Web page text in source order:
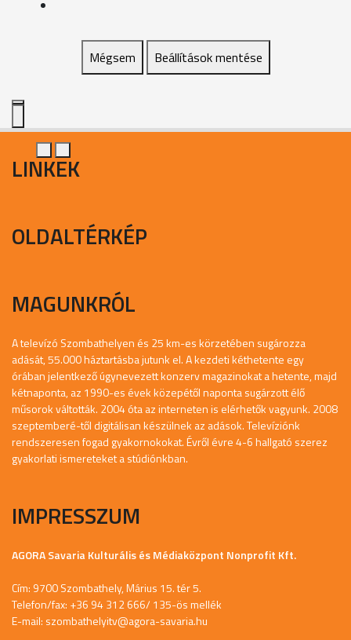
Mégsem Beállítások mentése
LINKEK
OLDALTÉRKÉP
MAGUNKRÓL
A televízó Szombathelyen és 25 km-es körzetében sugározza
adását, 55.000 háztartásba jutunk el. A kezdeti kéthetente egy
órában jelentkező úgynevezett konzerv magazinokat a hetente, majd
kétnaponta, az 1990-es évek közepétől naponta sugárzott élő
műsorok váltották. 2004 óta az interneten is elérhetők vagyunk. 2008
szeptemberé-től digitálisan készülnek az adások. Televíziónk
rendszeresen fogad gyakornokokat. Évről évre 4-6 hallgató szerez
gyakorlati ismereteket a stúdiónkban.
IMPRESSZUM
AGORA Savaria Kulturális és Médiaközpont Nonprofit Kft.
Cím: 9700 Szombathely, Márius 15. tér 5.
Telefon/fax: +36 94 312 666/ 135-ös mellék
E-mail: szombathelyitv@agora-savaria.hu